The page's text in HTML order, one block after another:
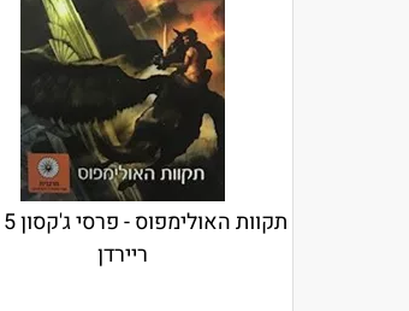
ריירדן